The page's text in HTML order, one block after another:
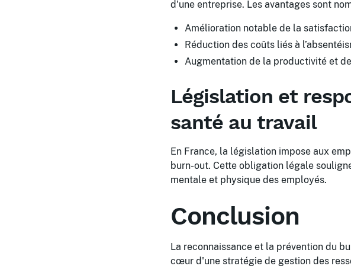
d'une entreprise. Les avantages sont
Amélioration notable de la
Réduction des coûts liés à
Augmentation de la productivité et
Législation et
santé au travail
En France, la législation impose aux
burn-out. Cette obligation légale
mentale et physique des employés.
Conclusion
La reconnaissance et la prévention du
cœur d'une stratégie de gestion des